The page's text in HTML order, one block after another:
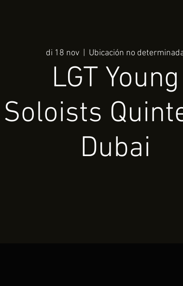
di 18 nov Ubicación no
LGT Young
Soloists
Dubai